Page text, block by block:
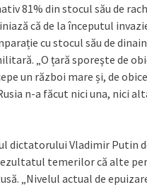
81% din stocul său de
că de la începutul
cu stocul său de
„O țară sporeşte de
un război mare și, de
n-a făcut nici una, nici
dictatorului Vladimir Putin
temerilor că alte
„Nivelul actual de